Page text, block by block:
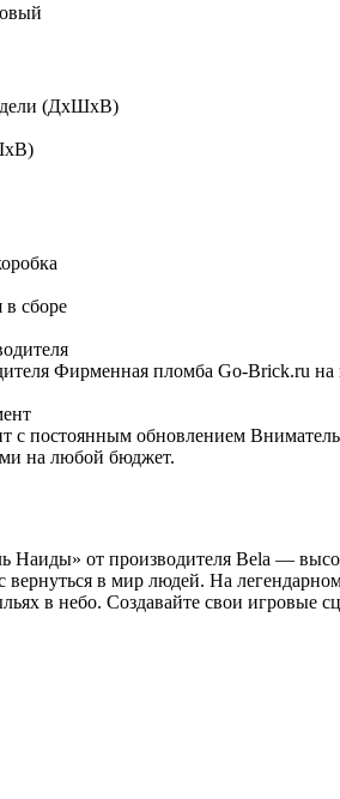
(ДxШxВ)
в сборе
Фирменная пломба Go-Brick.ru на
с постоянным обновлением
на любой бюджет.
Наиды» от производителя Bela —
в мир людей. На
в небо. Создавайте свои